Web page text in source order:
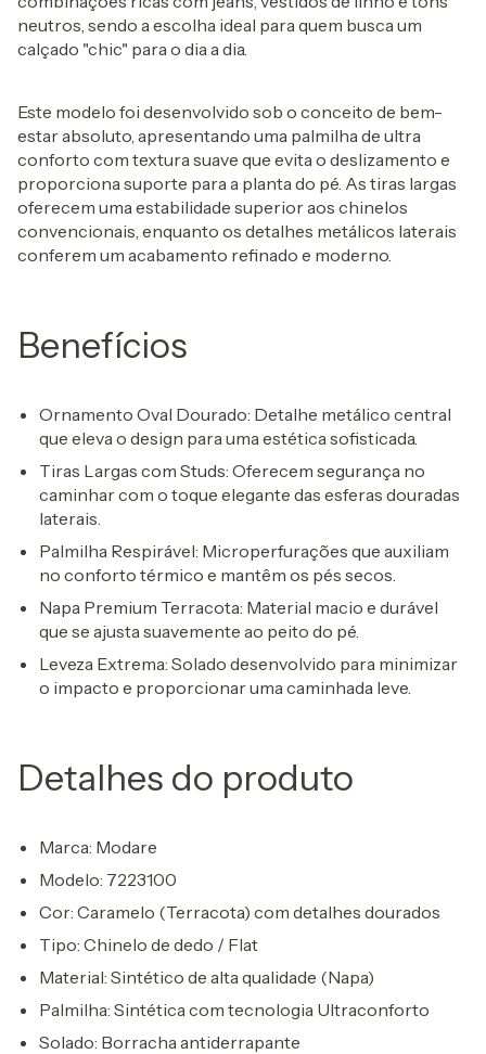
neutros, sendo a escolha ideal para quem busca um
calçado "chic" para o dia a dia.
Este modelo foi desenvolvido sob o conceito de bem-
estar absoluto, apresentando uma palmilha de ultra
conforto com textura suave que evita o deslizamento e
proporciona suporte para a planta do pé. As tiras largas
oferecem uma estabilidade superior aos chinelos
convencionais, enquanto os detalhes metálicos laterais
conferem um acabamento refinado e moderno.
Benefícios
Ornamento Oval Dourado: Detalhe metálico central
que eleva o design para uma estética sofisticada.
Tiras Largas com Studs: Oferecem segurança no
caminhar com o toque elegante das esferas douradas
laterais.
Palmilha Respirável: Microperfurações que auxiliam
no conforto térmico e mantêm os pés secos.
Napa Premium Terracota: Material macio e durável
que se ajusta suavemente ao peito do pé.
Leveza Extrema: Solado desenvolvido para minimizar
o impacto e proporcionar uma caminhada leve.
Detalhes do produto
Marca: Modare
Modelo: 7223100
Cor: Caramelo (Terracota) com detalhes dourados
Tipo: Chinelo de dedo / Flat
Material: Sintético de alta qualidade (Napa)
Palmilha: Sintética com tecnologia Ultraconforto
Solado: Borracha antiderrapante